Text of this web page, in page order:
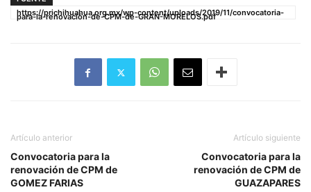
https://prichihuahua.org.mx/wp-content/uploads/2019/11/convocatoria-
para-la-renovación-de-CPM-de-GRAN-MORELOS.pdf
Artículo anterior
Convocatoria para la
renovación de CPM de
GOMEZ FARIAS
Artículo siguiente
Convocatoria para la
renovación de CPM de
GUAZAPARES